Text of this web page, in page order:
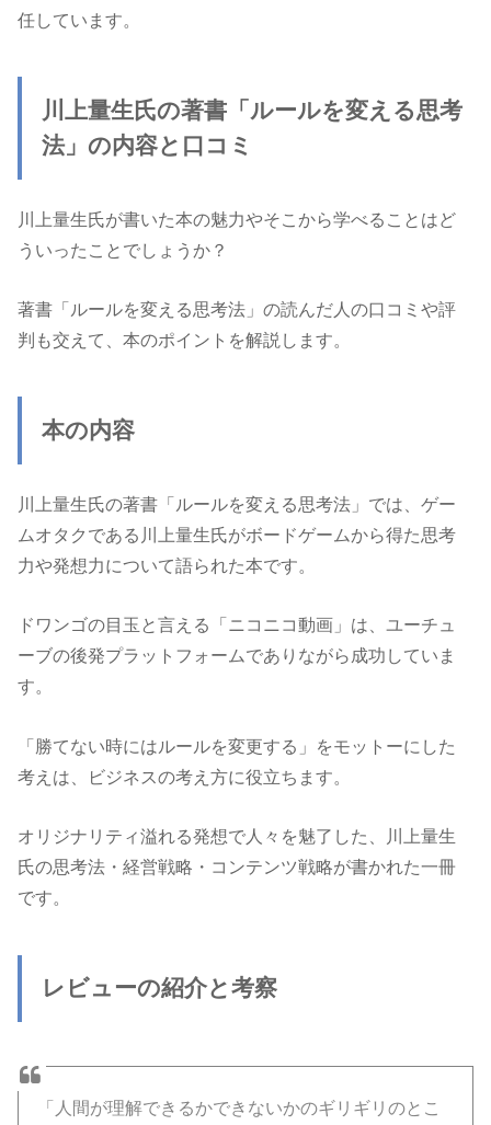
任しています。
川上量生氏の著書「ルールを変える思考
法」の内容と口コミ
川上量生氏が書いた本の魅力やそこから学べることはど
ういったことでしょうか？
著書「ルールを変える思考法」の読んだ人の口コミや評
判も交えて、本のポイントを解説します。
本の内容
川上量生氏の著書「ルールを変える思考法」では、ゲー
ムオタクである川上量生氏がボードゲームから得た思考
力や発想力について語られた本です。
ドワンゴの目玉と言える「ニコニコ動画」は、ユーチュ
ーブの後発プラットフォームでありながら成功していま
す。
「勝てない時にはルールを変更する」をモットーにした
考えは、ビジネスの考え方に役立ちます。
オリジナリティ溢れる発想で人々を魅了した、川上量生
氏の思考法・経営戦略・コンテンツ戦略が書かれた一冊
です。
レビューの紹介と考察
「人間が理解できるかできないかのギリギリのとこ